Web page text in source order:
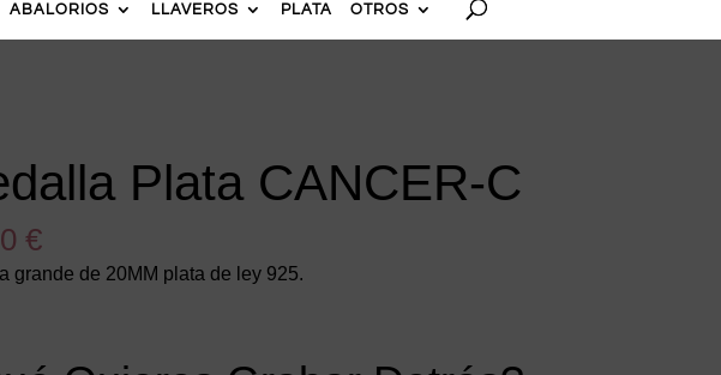
ABALORIOS LLAVEROS PLATA OTROS
Plata CANCER-C
€
grande de 20MM plata de ley 925.